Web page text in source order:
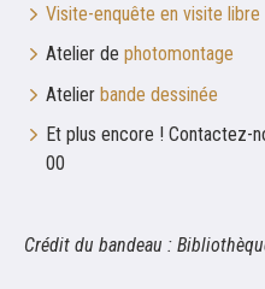
Visite-enquête en visite libre
Atelier de photomontage
Atelier bande dessinée
Et plus encore ! Contactez-
00
Crédit du bandeau :